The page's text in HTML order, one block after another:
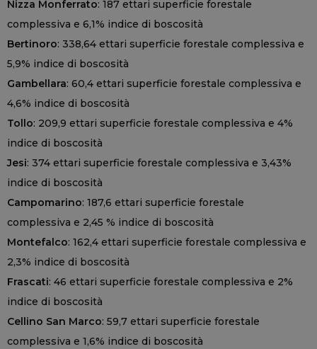
Nizza Monferrato: 187 ettari superficie forestale
complessiva e 6,1% indice di boscosità
Bertinoro: 338,64 ettari superficie forestale complessiva e
5,9% indice di boscosità
Gambellara: 60,4 ettari superficie forestale complessiva e
4,6% indice di boscosità
Tollo: 209,9 ettari superficie forestale complessiva e 4%
indice di boscosità
Jesi: 374 ettari superficie forestale complessiva e 3,43%
indice di boscosità
Campomarino: 187,6 ettari superficie forestale
complessiva e 2,45 % indice di boscosità
Montefalco: 162,4 ettari superficie forestale complessiva e
2,3% indice di boscosità
Frascati: 46 ettari superficie forestale complessiva e 2%
indice di boscosità
Cellino San Marco: 59,7 ettari superficie forestale
complessiva e 1,6% indice di boscosità